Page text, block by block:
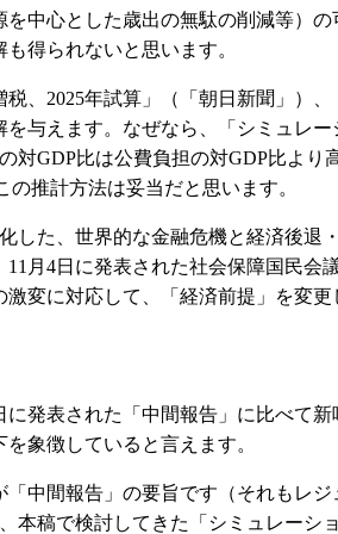
中心とした歳出の無駄の削減等）
得られないと思います。
、2025年試算」（「朝日新聞」）
与えます。なぜなら、「シミュレ
対GDP比は公費負担の対GDP比よ
推計方法は妥当だと思います。
した、世界的な金融危機と経済後退
月4日に発表された社会保障国民会
変に対応して、「経済前提」を変
発表された「中間報告」に比べて
象徴していると言えます。
中間報告」の要旨です（それもレジ
本稿で検討してきた「シミュレーシ